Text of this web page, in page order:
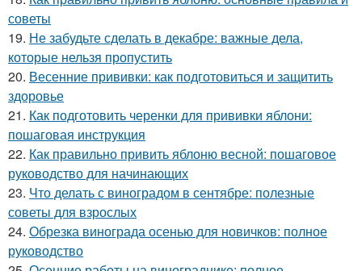
советы
19. Не забудьте сделать в декабре: важные дела,
которые нельзя пропустить
20. Весенние прививки: как подготовиться и защитить
здоровье
21. Как подготовить черенки для прививки яблони:
пошаговая инструкция
22. Как правильно привить яблоню весной: пошаговое
руководство для начинающих
23. Что делать с виноградом в сентябре: полезные
советы для взрослых
24. Обрезка винограда осенью для новичков: полное
руководство